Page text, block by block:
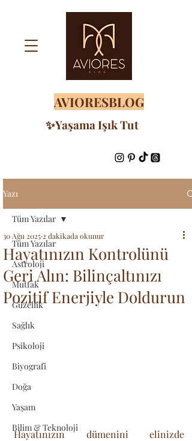
AVIORESBLOG
✨Yaşama Işık Tut
Yazı
Tüm Yazılar
Astroloji
Mutfak
Güzellik
Sağlık
Psikoloji
Biyografi
Doğa
Yaşam
Bilim & Teknoloji
Tüm Yazılar
Hayatınızın Kontrolünü
Geri Alın: Bilinçaltınızı
Pozitif Enerjiyle Doldurun
30 Ağu 2025 2 dakikada okunur
Hayatınızın dümenini elinizde